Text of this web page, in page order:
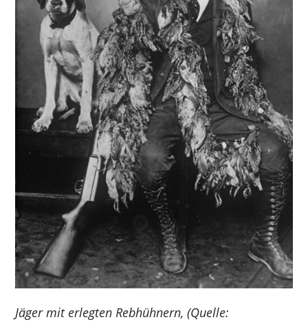
Jäger mit erlegten Rebhühnern, (Quelle: